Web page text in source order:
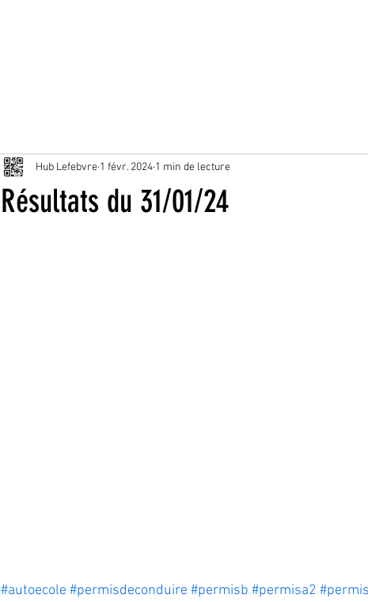
Résultats du 31/01/24
Hub Lefebvre 1 févr. 2024 1 min de lecture
#autoecole #permisdeconduire #permisb #permisa2